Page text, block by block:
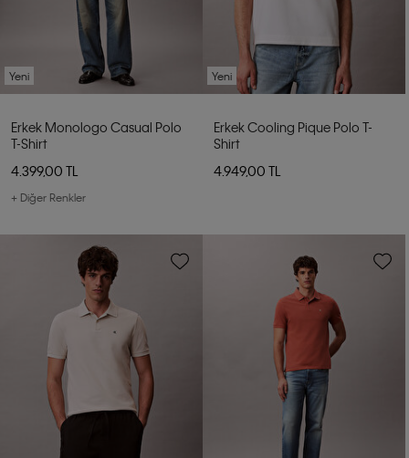
Yeni
Erkek Monologo Casual Polo
T-Shirt
4.399,00 TL
+ Diğer Renkler
Yeni
Erkek Cooling Pique Polo T-
Shirt
4.949,00 TL